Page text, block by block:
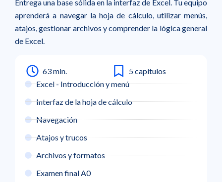
Entrega una base sólida en la interfaz de Excel. Tu equipo
aprenderá a navegar la hoja de cálculo, utilizar menús,
atajos, gestionar archivos y comprender la lógica general
de Excel.
63 min.
5 capítulos
Excel - Introducción y menú
Interfaz de la hoja de cálculo
Navegación
Atajos y trucos
Archivos y formatos
Examen final A0